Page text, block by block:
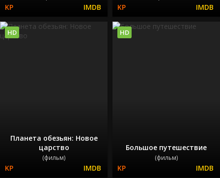
Планета обезьян: Новое
царство
(фильм)
HD
Большое путешествие
(фильм)
HD